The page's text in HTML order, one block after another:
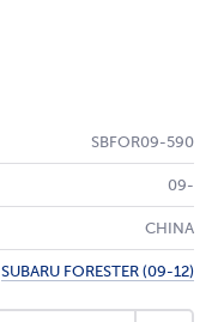
SBFOR09-590
09-
CHINA
SUBARU FORESTER (09-12)